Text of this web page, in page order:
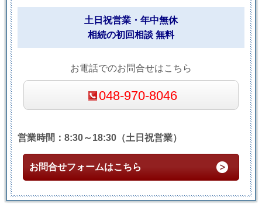
土日祝営業・年中無休
相続の初回相談 無料
お電話でのお問合せはこちら
048-970-8046
営業時間：8:30～18:30（土日祝営業）
お問合せフォームはこちら